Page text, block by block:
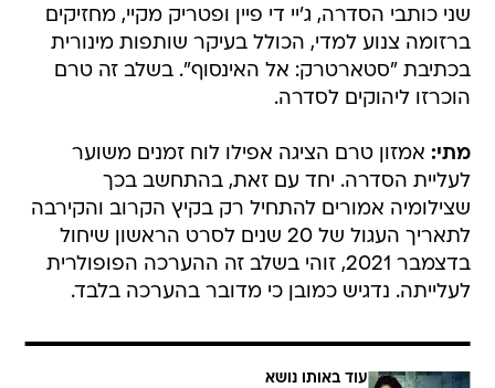
שני כותבי הסדרה, ג'יי די פיין ופטריק מקיי, מחזיקים
ברזומה צנוע למדי, הכולל בעיקר שותפות מינורית
בכתיבת "סטארטרק: אל האינסוף". בשלב זה טרם
הוכרזו ליהוקים לסדרה.
מתי: אמזון טרם הציגה אפילו לוח זמנים משוער
לעליית הסדרה. יחד עם זאת, בהתחשב בכך
שצילומיה אמורים להתחיל רק בקיץ הקרוב והקירבה
לתאריך העגול של 20 שנים לסרט הראשון שיחול
בדצמבר 2021, זוהי בשלב זה ההערכה הפופולרית
לעלייתה. נדגיש כמובן כי מדובר בהערכה בלבד.
עוד באותו נושא